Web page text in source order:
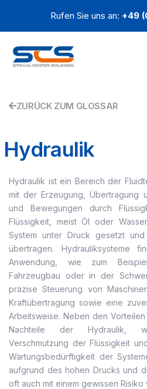
springen
Rufen Sie uns an: +49
ZURÜCK ZUM GLOSSAR
Hydraulik
Hydraulik ist ein Bereich der
mit der Erzeugung, Übertragung
und Bewegungen durch
Flüssigkeit, meist Öl oder
System unter Druck gesetzt
übertragen. Hydrauliksysteme
Anwendung, wie zum
Fahrzeugbau oder in der
präzise Steuerung von
Kraftübertragung sowie eine
Arbeitsweise. Neben den
Nachteile der Hydraulik,
Verschmutzung der Flüssigkeit
Wartungsbedürftigkeit der
aufgrund des hohen Drucks und
oft auch mit einem gewissen Risiko